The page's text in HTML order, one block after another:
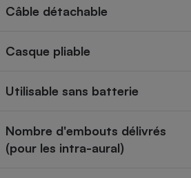
Câble détachable
Casque pliable
Utilisable sans batterie
Nombre d'embouts délivrés
(pour les intra-aural)